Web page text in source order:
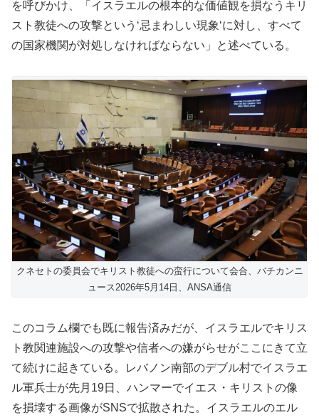
を呼びかけ、「イスラエルの根本的な価値観を損なうキリ
スト教徒への攻撃という‘忌まわしい現象‘に対し、すべて
の国家機関が対処しなければならない」と述べている。
クネセトの委員会でキリスト教徒への蛮行について会合、バチカンニ
ュース2026年5月14日、ANSA通信
このコラム欄でも既に報告済みだが、イスラエルでキリス
ト教関連施設への攻撃や信者への嫌がらせがここにきて立
て続けに起きている。レバノン南部のデブル村でイスラエ
ル軍兵士が先月19日、ハンマーでイエス・キリストの像
を損壊する画像がSNSで拡散された。イスラエルのエル